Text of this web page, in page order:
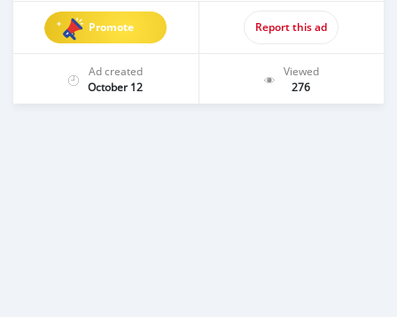
Promote Report this ad
Ad created
October 12
Viewed
276